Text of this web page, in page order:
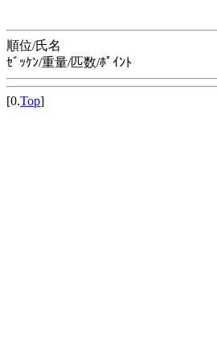
順位/氏名
ｾﾞｯｹﾝ/重量/匹数/ﾎﾟｲﾝﾄ
[0.Top]